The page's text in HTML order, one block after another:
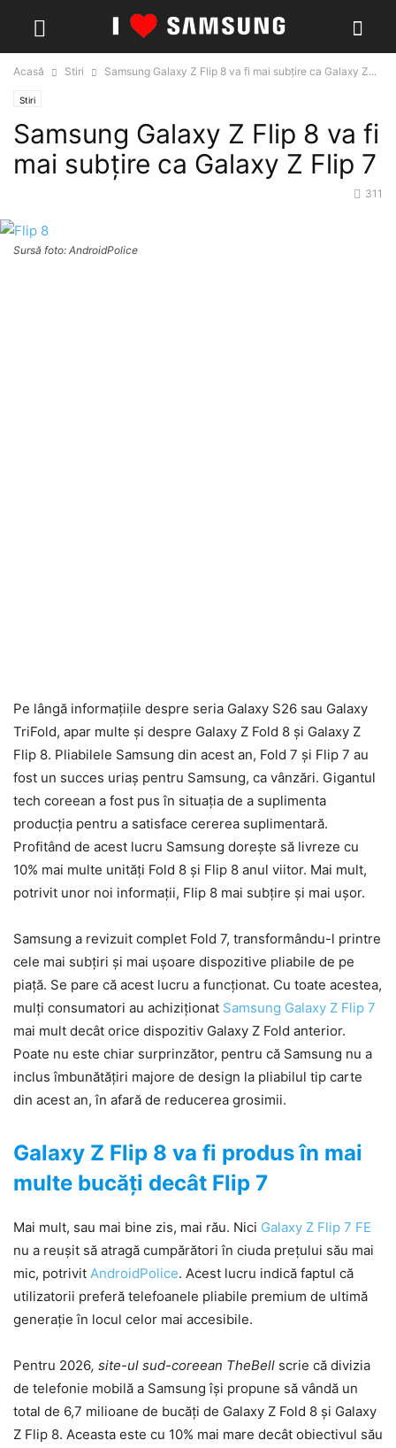
Acasă Stiri Samsung Galaxy Z Flip 8 va fi mai subțire ca Galaxy Z...
Stiri
Samsung Galaxy Z Flip 8 va fi
mai subțire ca Galaxy Z Flip 7
311
Sursă foto: AndroidPolice
Pe lângă informațiile despre seria Galaxy S26 sau Galaxy
TriFold, apar multe și despre Galaxy Z Fold 8 și Galaxy Z
Flip 8. Pliabilele Samsung din acest an, Fold 7 și Flip 7 au
fost un succes uriaș pentru Samsung, ca vânzări. Gigantul
tech coreean a fost pus în situația de a suplimenta
producția pentru a satisface cererea suplimentară.
Profitând de acest lucru Samsung dorește să livreze cu
10% mai multe unități Fold 8 și Flip 8 anul viitor. Mai mult,
potrivit unor noi informații, Flip 8 mai subțire și mai ușor.
Samsung a revizuit complet Fold 7, transformându-l printre
cele mai subțiri și mai ușoare dispozitive pliabile de pe
piață. Se pare că acest lucru a funcționat. Cu toate acestea,
mulți consumatori au achiziționat Samsung Galaxy Z Flip 7
mai mult decât orice dispozitiv Galaxy Z Fold anterior.
Poate nu este chiar surprinzător, pentru că Samsung nu a
inclus îmbunătățiri majore de design la pliabilul tip carte
din acest an, în afară de reducerea grosimii.
Galaxy Z Flip 8 va fi produs în mai
multe bucăți decât Flip 7
Mai mult, sau mai bine zis, mai rău. Nici Galaxy Z Flip 7 FE
nu a reușit să atragă cumpărători în ciuda prețului său mai
mic, potrivit AndroidPolice. Acest lucru indică faptul că
utilizatorii preferă telefoanele pliabile premium de ultimă
generație în locul celor mai accesibile.
Pentru 2026, site-ul sud-coreean TheBell scrie că divizia
de telefonie mobilă a Samsung își propune să vândă un
total de 6,7 milioane de bucăți de Galaxy Z Fold 8 și Galaxy
Z Flip 8. Aceasta este cu 10% mai mare decât obiectivul său